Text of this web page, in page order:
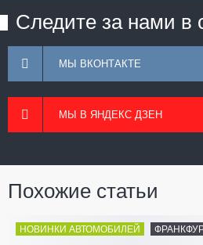
Следите за нами в
МЫ ВКОНТАКТЕ
МЫ В ЯНДЕКС ДЗЕН
Похожие статьи
НОВИНКИ АВТОМОБИЛЕЙ